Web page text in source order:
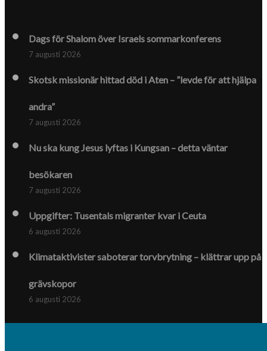
Dags för Shalom över Israels sommarkonferens
7 augusti 2026
Skotsk missionär hittad död i Aten – ”levde för att hjälpa
andra”
7 augusti 2026
Nu ska kung Jesus lyftas i Kungsan – detta väntar
besökaren
7 augusti 2026
Uppgifter: Tusentals migranter kvar i Ceuta
6 augusti 2026
Klimat­aktivister saboterar torv­brytning – klättrar upp på
gräv­skopor
6 augusti 2026